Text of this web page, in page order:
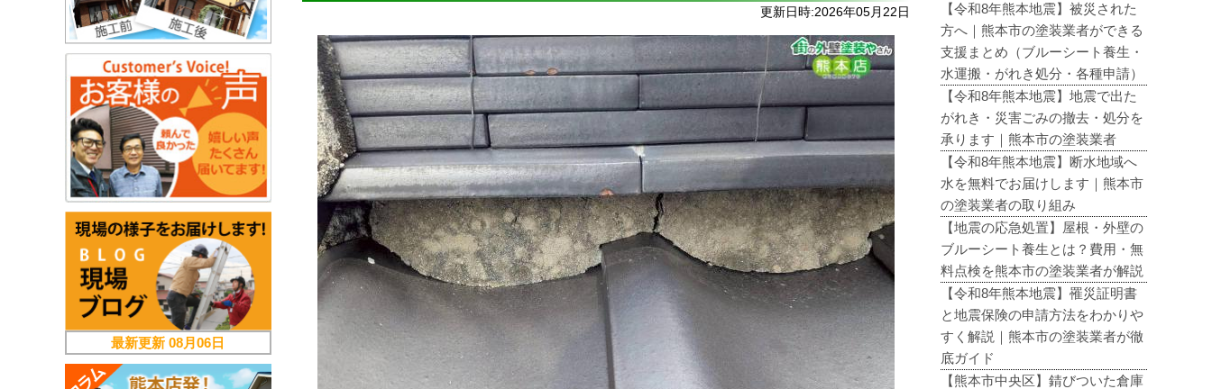
更新日時:2026年05月22日
【令和8年熊本地震】被災された
方へ｜熊本市の塗装業者ができる
支援まとめ（ブルーシート養生・
水運搬・がれき処分・各種申請）
【令和8年熊本地震】地震で出た
がれき・災害ごみの撤去・処分を
承ります｜熊本市の塗装業者
【令和8年熊本地震】断水地域へ
水を無料でお届けします｜熊本市
の塗装業者の取り組み
【地震の応急処置】屋根・外壁の
ブルーシート養生とは？費用・無
料点検を熊本市の塗装業者が解説
【令和8年熊本地震】罹災証明書
と地震保険の申請方法をわかりや
すく解説｜熊本市の塗装業者が徹
底ガイド
【熊本市中央区】錆びついた倉庫
最新更新08月06日